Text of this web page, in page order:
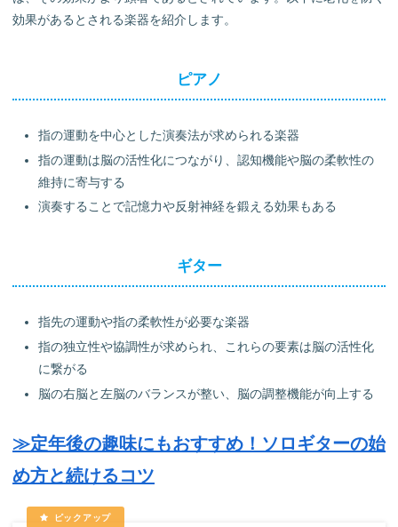
効果があるとされる楽器を紹介します。
ピアノ
指の運動を中心とした演奏法が求められる楽器
指の運動は脳の活性化につながり、認知機能や脳の柔軟性の
維持に寄与する
演奏することで記憶力や反射神経を鍛える効果もある
ギター
指先の運動や指の柔軟性が必要な楽器
指の独立性や協調性が求められ、これらの要素は脳の活性化
に繋がる
脳の右脳と左脳のバランスが整い、脳の調整機能が向上する
≫定年後の趣味にもおすすめ！ソロギターの始
め方と続けるコツ